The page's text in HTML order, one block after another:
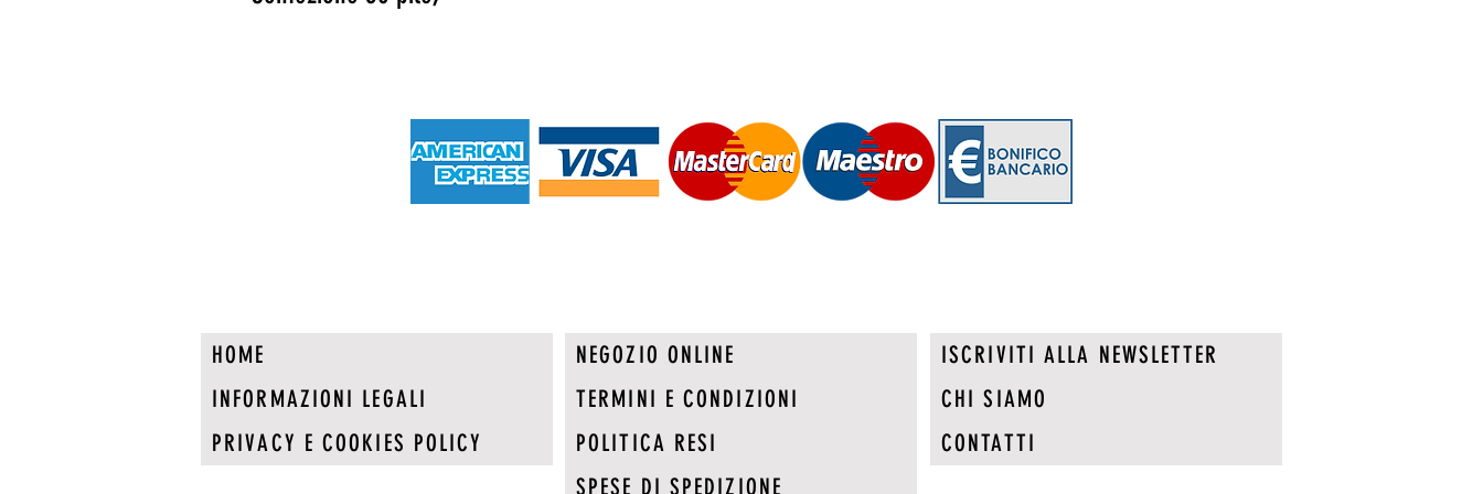
HOME
INFORMAZIONI LEGALI
PRIVACY E COOKIES POLICY
NEGOZIO ONLINE
TERMINI E CONDIZIONI
POLITICA RESI
ISCRIVITI ALLA NEWSLETTER
CHI SIAMO
CONTATTI
SPESE DI SPEDIZIONE